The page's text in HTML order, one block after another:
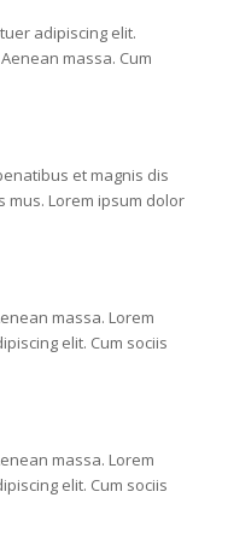
adipiscing elit.
massa. Cum
et magnis dis
mus. Lorem ipsum dolor
massa. Lorem
elit. Cum sociis
massa. Lorem
elit. Cum sociis